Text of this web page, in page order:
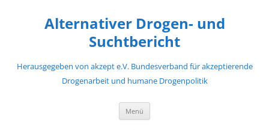
springenAlternativer Drogen- und
Suchtbericht
Herausgegeben von akzept e.V. Bundesverband für akzeptierende
Drogenarbeit und humane Drogenpolitik
Menü